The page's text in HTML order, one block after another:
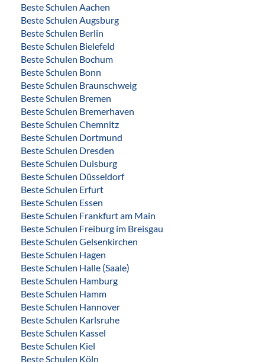
Beste Schulen Aachen
Beste Schulen Augsburg
Beste Schulen Berlin
Beste Schulen Bielefeld
Beste Schulen Bochum
Beste Schulen Bonn
Beste Schulen Braunschweig
Beste Schulen Bremen
Beste Schulen Bremerhaven
Beste Schulen Chemnitz
Beste Schulen Dortmund
Beste Schulen Dresden
Beste Schulen Duisburg
Beste Schulen Düsseldorf
Beste Schulen Erfurt
Beste Schulen Essen
Beste Schulen Frankfurt am Main
Beste Schulen Freiburg im Breisgau
Beste Schulen Gelsenkirchen
Beste Schulen Hagen
Beste Schulen Halle (Saale)
Beste Schulen Hamburg
Beste Schulen Hamm
Beste Schulen Hannover
Beste Schulen Karlsruhe
Beste Schulen Kassel
Beste Schulen Kiel
Beste Schulen Köln